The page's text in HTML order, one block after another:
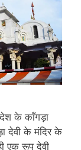
के काँगड़ा
देवी के मंदिर के
एक रूप देवी